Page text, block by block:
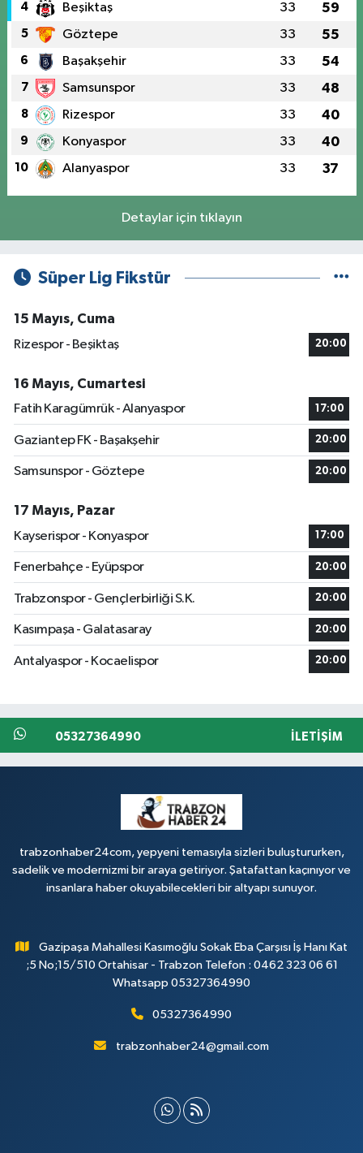
4 Beşiktaş 33 59
5 Göztepe 33 55
6 Başakşehir 33 54
7 Samsunspor 33 48
8 Rizespor 33 40
9 Konyaspor 33 40
10 Alanyaspor 33 37
Detaylar için tıklayın
Süper Lig Fikstür
15 Mayıs, Cuma
Rizespor - Beşiktaş
20:00
16 Mayıs, Cumartesi
Fatih Karagümrük - Alanyaspor
17:00
Gaziantep FK - Başakşehir 20:00
Samsunspor - Göztepe 20:00
17 Mayıs, Pazar
Kayserispor - Konyaspor
17:00
Fenerbahçe - Eyüpspor 20:00
Trabzonspor - Gençlerbirliği S.K. 20:00
Kasımpaşa - Galatasaray 20:00
Antalyaspor - Kocaelispor 20:00
05327364990 İLETIŞIM
trabzonhaber24com, yepyeni temasıyla sizleri buluştururken,
sadelik ve modernizmi bir araya getiriyor. Şatafattan kaçınıyor ve
insanlara haber okuyabilecekleri bir altyapı sunuyor.
Gazipaşa Mahallesi Kasımoğlu Sokak Eba Çarşısı İş Hanı Kat
;5 No;15/510 Ortahisar - Trabzon Telefon : 0462 323 06 61
Whatsapp 05327364990
05327364990
trabzonhaber24@gmail.com